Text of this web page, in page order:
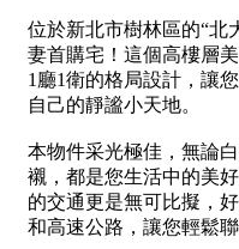
花蓮縣
金門連江
不拘
1樓
3樓
5~10樓